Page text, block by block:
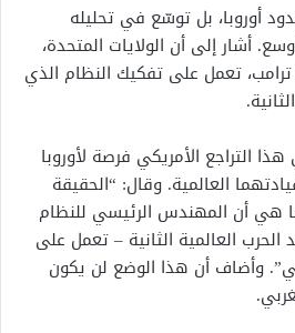
أوروبا، بل توسّع في تحليله
أشار إلى أن الولايات المتحدة،
تعمل على تفكيك النظام الذي
التراجع الأمريكي فرصة لأوروبا
العالمية. وقال: “الحقيقة
هي أن المهندس الرئيسي للنظام
العالمية الثانية – تعمل على
وأضاف أن هذا الوضع لن يكون